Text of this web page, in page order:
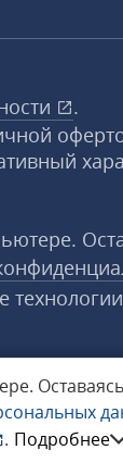
. Подробнее
.